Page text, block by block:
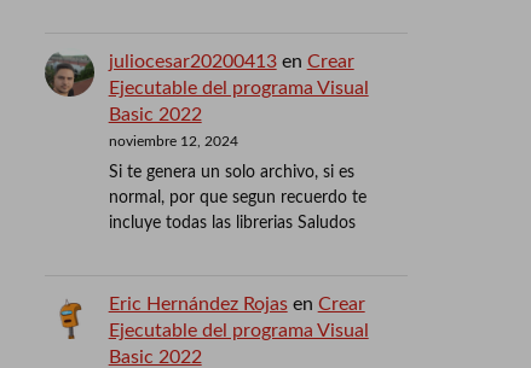
juliocesar20200413en Crear
Ejecutable del programa Visual
Basic 2022
noviembre 12, 2024
Si te genera un solo archivo, si es
normal, por que segun recuerdo te
incluye todas las librerias Saludos
Eric Hernández Rojasen Crear
Ejecutable del programa Visual
Basic 2022